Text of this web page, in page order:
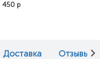
450 р
Доставка Отзывы (0)